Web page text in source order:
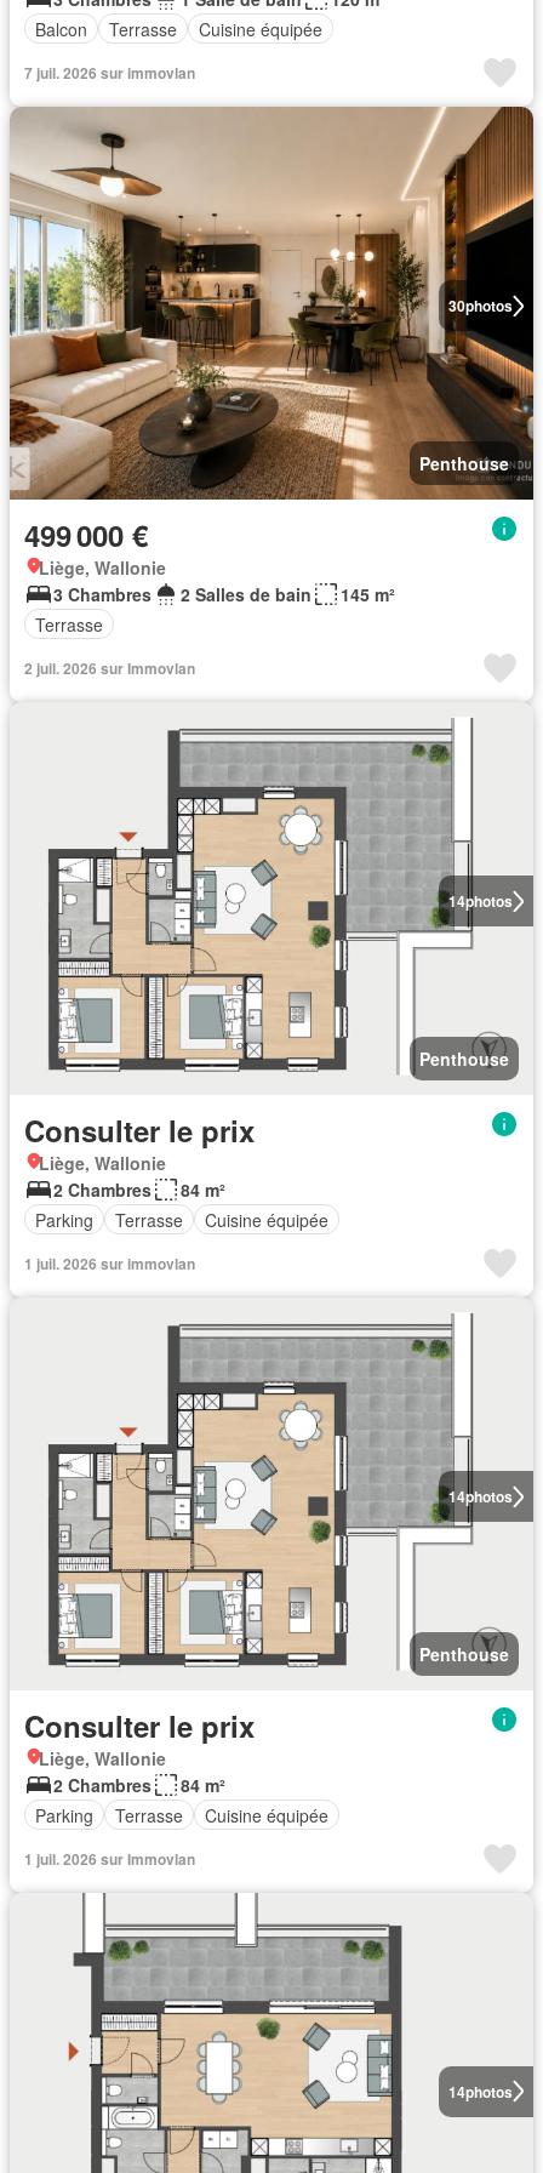
Balcon
Terrasse Cuisine équipée
7 juil. 2026 sur immovlan
30photos
Penthouse
499 000 €
Liège, Wallonie
3 Chambres
2 Salles de bain
145 m²
Terrasse
2 juil. 2026 sur Immovlan
14photos
Penthouse
Consulter le prix
Liège, Wallonie
2 Chambres
84 m²
Parking
Terrasse Cuisine équipée
1 juil. 2026 sur immovlan
14photos
Penthouse
Consulter le prix
Liège, Wallonie
2 Chambres
84 m²
Parking
Terrasse Cuisine équipée
1 juil. 2026 sur Immovlan
14photos